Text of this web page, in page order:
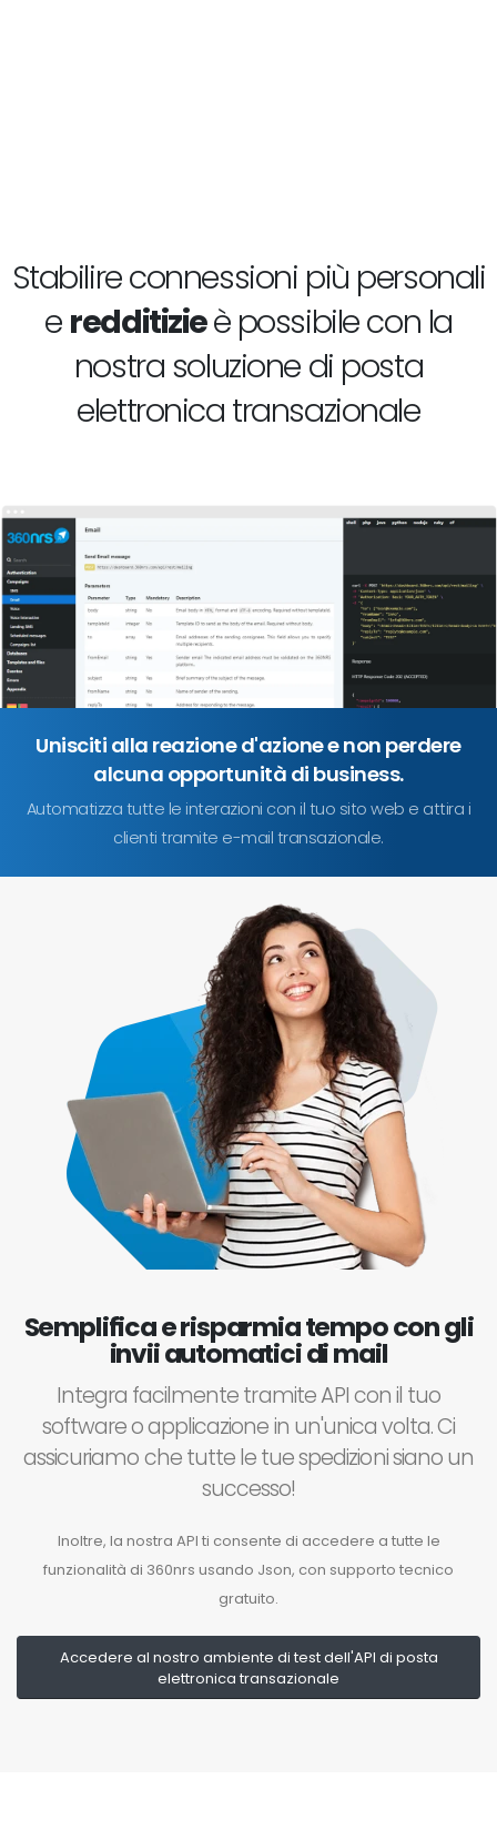
Stabilire connessioni più personali
e redditizieè possibile con la
nostra soluzione di posta
elettronica transazionale
Unisciti alla reazione d'azione e non perdere
alcuna opportunità di business.
Automatizza tutte le interazioni con il tuo sito web e attira i
clienti tramite e-mail transazionale.
Semplifica e risparmia tempo con gli
invii automatici di mail
Integra facilmente tramite API con il tuo
software o applicazione in un'unica volta. Ci
assicuriamo che tutte le tue spedizioni siano un
successo!
Inoltre, la nostra API ti consente di accedere a tutte le
funzionalità di 360nrs usando Json, con supporto tecnico
gratuito.
Accedere al nostro ambiente di test dell'API di posta
elettronica transazionale